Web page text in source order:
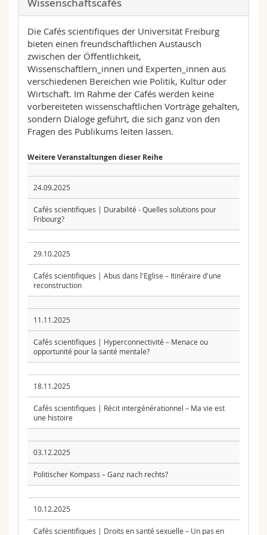
Wissenschaftscafés
Die Cafés scientifiques der Universität Freiburg
bieten einen freundschaftlichen Austausch
zwischen der Öffentlichkeit,
Wissenschaftlern_innen und Experten_innen aus
verschiedenen Bereichen wie Politik, Kultur oder
Wirtschaft. Im Rahme der Cafés werden keine
vorbereiteten wissenschaftlichen Vorträge gehalten,
sondern Dialoge geführt, die sich ganz von den
Fragen des Publikums leiten lassen.
Weitere Veranstaltungen dieser Reihe
24.09.2025
Cafés scientifiques | Durabilité - Quelles solutions pour
Fribourg?
29.10.2025
Cafés scientifiques | Abus dans l'Eglise – Itinéraire d'une
reconstruction
11.11.2025
Cafés scientifiques | Hyperconnectivité – Menace ou
opportunité pour la santé mentale?
18.11.2025
Cafés scientifiques | Récit intergénérationnel – Ma vie est
une histoire
03.12.2025
Politischer Kompass – Ganz nach rechts?
10.12.2025
Cafés scientifiques | Droits en santé sexuelle – Un pas en